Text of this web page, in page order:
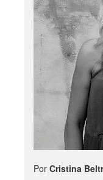
Por Cristina